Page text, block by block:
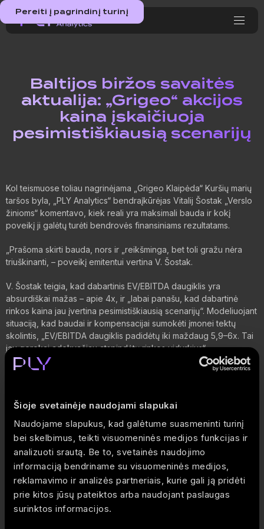
Šioje svetainėje naudojami slapukai
Naudojame slapukus, kad galėtume suasmeninti turinį
bei skelbimus, teikti visuomeninės medijos funkcijas ir
analizuoti srautą. Be to, svetainės naudojimo
informaciją bendriname su visuomeninės medijos,
reklamavimo ir analizės partneriais, kurie gali ją pridėti
prie kitos jūsų pateiktos arba naudojant paslaugas
surinktos informacijos.
Pereiti į pagrindinį turinį
Baltijos biržos savaitės
aktualija: „Grigeo“ akcijos
kaina įskaičiuoja
pesimistiškiausią scenarijų
Kol teismuose toliau nagrinėjama „Grigeo Klaipėda“ Kuršių marių
taršos byla, „PLY Analytics“ bendraįkūrėjas Vitalij Šostak „Verslo
žinioms“ komentavo, kiek reali yra maksimali bauda ir kokį
poveikį ji galėtų turėti bendrovės finansiniams rezultatams.
„Prašoma skirti bauda, nors ir „reikšminga, bet toli gražu nėra
triuškinanti, – poveikį emitentui vertina V. Šostak.
V. Šostak teigia, kad dabartinis EV/EBITDA daugiklis yra
absurdiškai mažas – apie 4x, ir „labai panašu, kad dabartinė
rinkos kaina jau įvertina pesimistiškiausią scenarijų“. Modeliuojant
situaciją, kad baudai ir kompensacijai sumokėti įmonei tektų
skolintis, „EV/EBITDA daugiklis padidėtų iki maždaug 5,9–6x. Tai
jau gerokai adekvačiau atspindėtų rinkos vidurkius“.
„Net pačiu pesimistiškiausiu atveju, jeigu bendrovei reikėtų
kad išlieka ta pati EBITDA, nekoreguojami investiciniai planai.
Nors tai jau būtų gan reikšmingas įsiskolinimo lygis, tačiau
bendrovės istorijoje jis jau buvo ne vieną kartą, tad toks
scenarijus galėtų būti pilnai įgyvendintinas“
Vertindamas baudos įtaką „Grigeo“ dividendų mokėjimui, V.
Šostak teigia, kad, skyrus maksimalią baudą, gali tekti peržiūrėti
dividendų mokėjimo politiką, tačiau priduria: „tikimybė nėra
ypatingai didelė, grėsmė reikšmingam dividendų sumažinimui,